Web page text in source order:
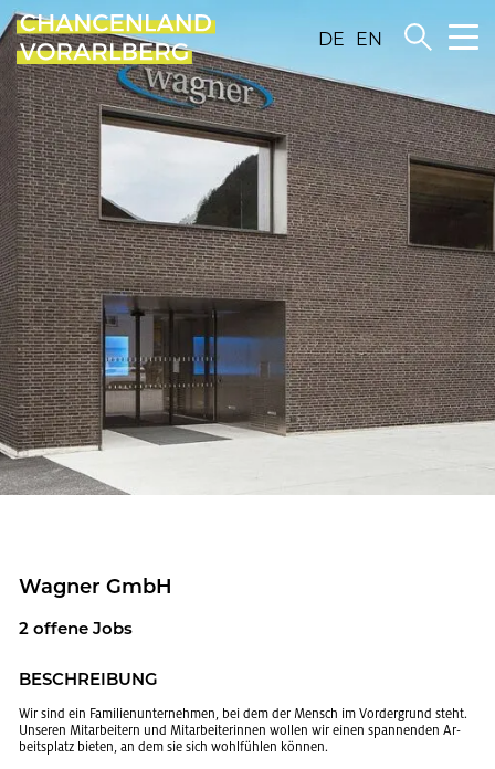
DE EN
Wag­ner GmbH
2 of­fe­ne Jobs
BE­SCHREI­BUNG
Wir sind ein Fa­mi­li­en­un­ter­neh­men, bei dem der Mensch im Vor­der­grund steht.
Un­se­ren Mit­ar­bei­tern und Mit­ar­bei­te­rin­nen wol­len wir einen span­nen­den Ar­
beits­platz bie­ten, an dem sie sich wohl­füh­len kön­nen.